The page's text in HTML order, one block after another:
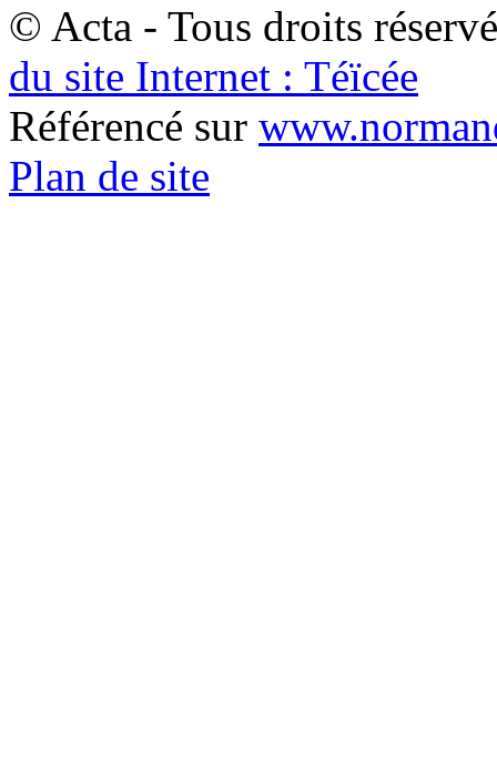
© Acta - Tous droits
du site Internet : Téïcée
Référencé sur
Plan de site